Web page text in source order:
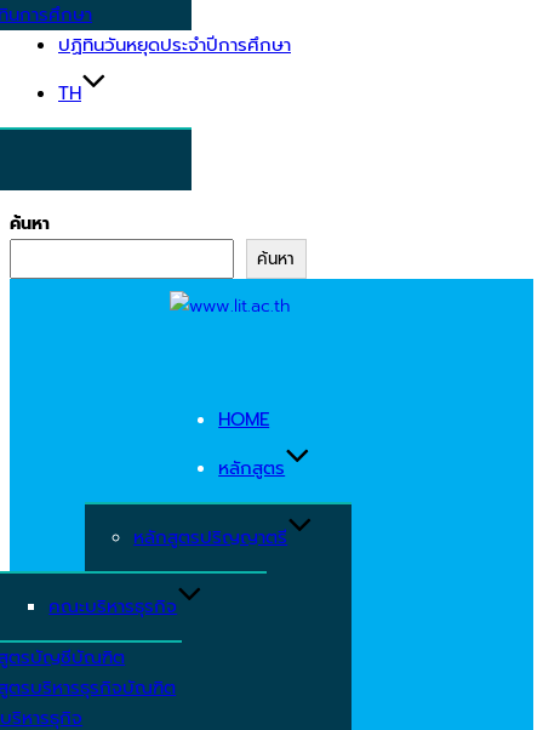
นการศึกษา
ปฏิทินวันหยุดประจำปีการศึกษา
TH
ค้นหา
ค้นหา
HOME
หลักสูตร
หลักสูตรปริญญาตรี
คณะบริหารธุรกิจ
ตรบัญชีบัณฑิต
ตรบริหารธุรกิจบัณฑิต
ริหารธุกิจ